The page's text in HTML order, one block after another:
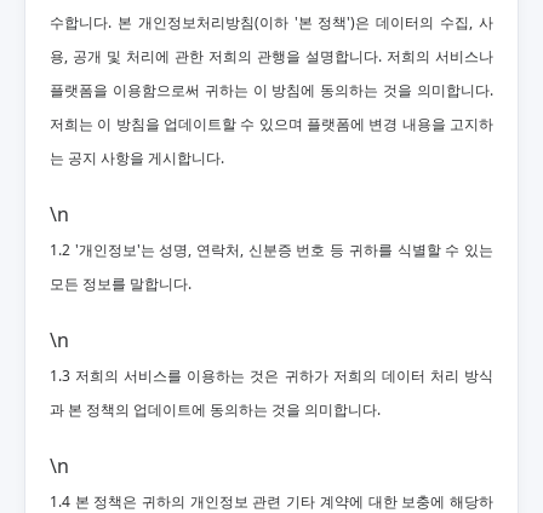
수합니다. 본 개인정보처리방침(이하 '본 정책')은 데이터의 수집, 사
용, 공개 및 처리에 관한 저희의 관행을 설명합니다. 저희의 서비스나
플랫폼을 이용함으로써 귀하는 이 방침에 동의하는 것을 의미합니다.
저희는 이 방침을 업데이트할 수 있으며 플랫폼에 변경 내용을 고지하
는 공지 사항을 게시합니다.
\n
1.2 '개인정보'는 성명, 연락처, 신분증 번호 등 귀하를 식별할 수 있는
모든 정보를 말합니다.
\n
1.3 저희의 서비스를 이용하는 것은 귀하가 저희의 데이터 처리 방식
과 본 정책의 업데이트에 동의하는 것을 의미합니다.
\n
1.4 본 정책은 귀하의 개인정보 관련 기타 계약에 대한 보충에 해당하